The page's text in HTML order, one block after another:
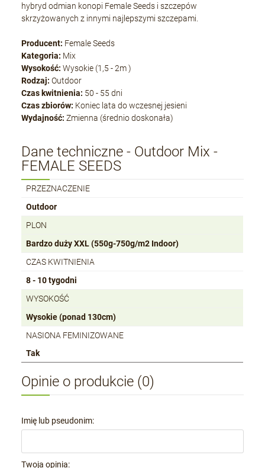
hybryd odmian konopi Female Seeds i szczepów
skrzyżowanych z innymi najlepszymi szczepami.
Producent: Female Seeds
Kategoria: Mix
Wysokość: Wysokie (1,5 - 2m )
Rodzaj: Outdoor
Czas kwitnienia: 50 - 55 dni
Czas zbiorów: Koniec lata do wczesnej jesieni
Wydajność: Zmienna (średnio doskonała)
Dane techniczne - Outdoor Mix -
FEMALE SEEDS
PRZEZNACZENIE
Outdoor
PLON
Bardzo duży XXL (550g-750g/m2 Indoor)
CZAS KWITNIENIA
8 - 10 tygodni
WYSOKOŚĆ
Wysokie (ponad 130cm)
NASIONA FEMINIZOWANE
Tak
Opinie o produkcie (0)
Imię lub pseudonim:
Twoja opinia: